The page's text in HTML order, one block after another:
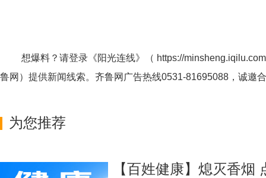
想爆料？请登录《阳光连线》（ https://
鲁网 ）提供新闻线索。齐鲁网广告热线0531-81695088 ，诚邀
为您推荐
【百姓健康】熄灭香烟